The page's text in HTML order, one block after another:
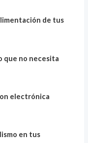
de tus
que no necesita
electrónica
en tus